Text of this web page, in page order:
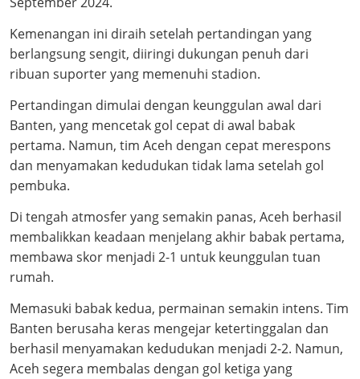
Kemenangan ini diraih setelah pertandingan yang
berlangsung sengit, diiringi dukungan penuh dari
ribuan suporter yang memenuhi stadion.
Pertandingan dimulai dengan keunggulan awal dari
Banten, yang mencetak gol cepat di awal babak
pertama. Namun, tim Aceh dengan cepat merespons
dan menyamakan kedudukan tidak lama setelah gol
pembuka.
Di tengah atmosfer yang semakin panas, Aceh berhasil
membalikkan keadaan menjelang akhir babak pertama,
membawa skor menjadi 2-1 untuk keunggulan tuan
rumah.
Memasuki babak kedua, permainan semakin intens. Tim
Banten berusaha keras mengejar ketertinggalan dan
berhasil menyamakan kedudukan menjadi 2-2. Namun,
Aceh segera membalas dengan gol ketiga yang